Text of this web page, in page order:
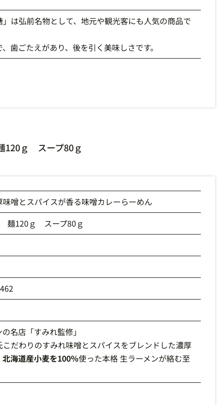
は弘前名物として、地元や観光客にも人気の商品で
歯ごたえがあり、後を引く美味しさです。
120ｇ スープ80ｇ
噌とスパイスが香る味噌カレーらーめん
麺120ｇ スープ80ｇ
名店「すみれ監修」
だわりのすみれ味噌とスパイスをブレンドした濃厚
北海道産小麦を100％使った本格 生ラーメンが絡む至